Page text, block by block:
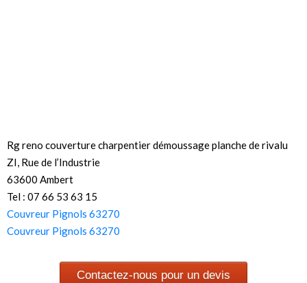
Rg reno couverture charpentier démoussage planche de rivalu
ZI, Rue de l’Industrie
63600 Ambert
Tel : 07 66 53 63 15
Couvreur Pignols 63270
Couvreur Pignols 63270
Contactez-nous pour un devis